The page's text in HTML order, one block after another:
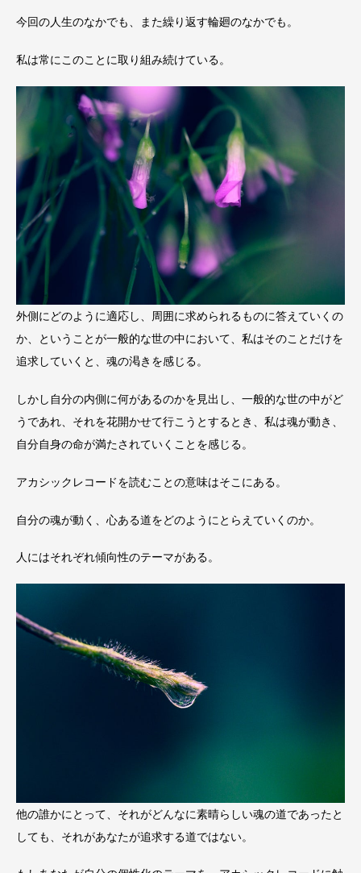
今回の人生のなかでも、また繰り返す輪廻のなかでも。
私は常にこのことに取り組み続けている。
外側にどのように適応し、周囲に求められるものに答えていくの
か、ということが一般的な世の中において、私はそのことだけを
追求していくと、魂の渇きを感じる。
しかし自分の内側に何があるのかを見出し、一般的な世の中がど
うであれ、それを花開かせて行こうとするとき、私は魂が動き、
自分自身の命が満たされていくことを感じる。
アカシックレコードを読むことの意味はそこにある。
自分の魂が動く、心ある道をどのようにとらえていくのか。
人にはそれぞれ傾向性のテーマがある。
他の誰かにとって、それがどんなに素晴らしい魂の道であったと
しても、それがあなたが追求する道ではない。